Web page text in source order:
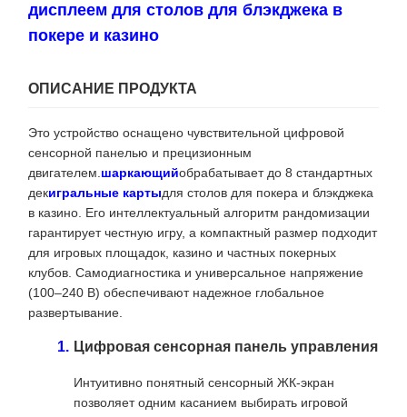
дисплеем для столов для блэкджека в
покере и казино
ОПИСАНИЕ ПРОДУКТА
Это устройство оснащено чувствительной цифровой
сенсорной панелью и прецизионным
двигателем. шаркающийобрабатывает до 8 стандартных
декигральные картыдля столов для покера и блэкджека
в казино. Его интеллектуальный алгоритм рандомизации
гарантирует честную игру, а компактный размер подходит
для игровых площадок, казино и частных покерных
клубов. Самодиагностика и универсальное напряжение
(100–240 В) обеспечивают надежное глобальное
развертывание.
Цифровая сенсорная панель управления
Интуитивно понятный сенсорный ЖК-экран
позволяет одним касанием выбирать игровой